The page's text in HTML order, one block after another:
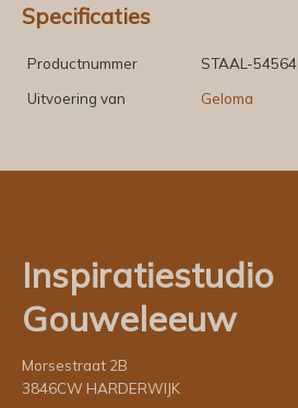
Specificaties
Productnummer
STAAL-54564
Uitvoering van
Geloma
Inspiratiestudio
Gouweleeuw
Morsestraat 2B
3846CW HARDERWIJK